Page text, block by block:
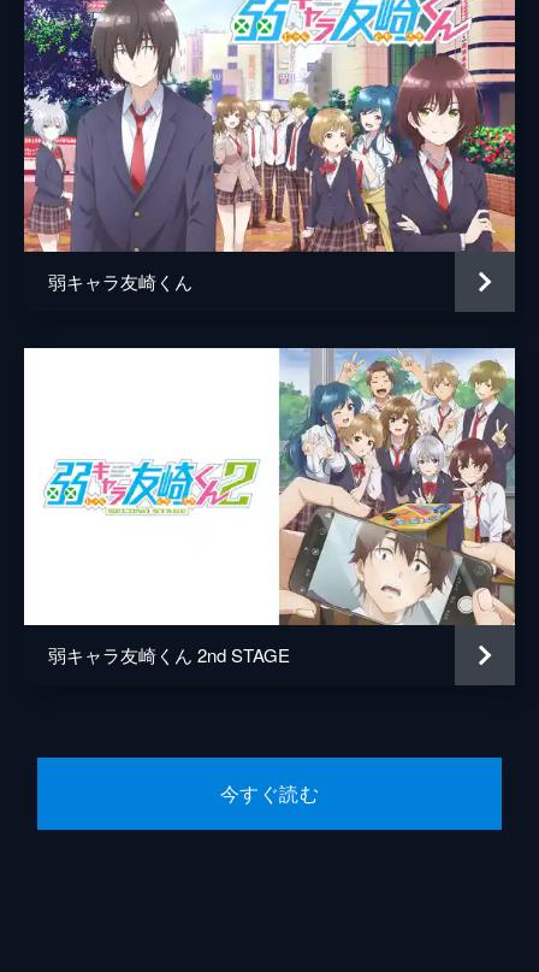
弱キャラ友崎くん
弱キャラ友崎くん 2nd STAGE
今すぐ読む